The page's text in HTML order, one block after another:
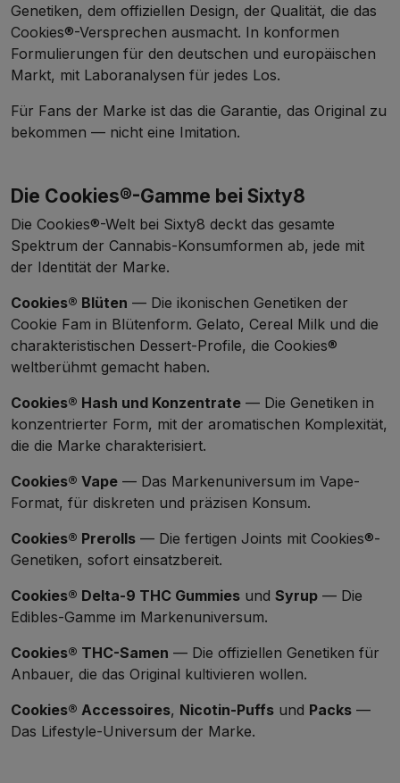
Genetiken, dem offiziellen Design, der Qualität, die das
Cookies®-Versprechen ausmacht. In konformen
Formulierungen für den deutschen und europäischen
Markt, mit Laboranalysen für jedes Los.
Für Fans der Marke ist das die Garantie, das Original zu
bekommen — nicht eine Imitation.
Die Cookies®-Gamme bei Sixty8
Die Cookies®-Welt bei Sixty8 deckt das gesamte
Spektrum der Cannabis-Konsumformen ab, jede mit
der Identität der Marke.
Cookies® Blüten — Die ikonischen Genetiken der
Cookie Fam in Blütenform. Gelato, Cereal Milk und die
charakteristischen Dessert-Profile, die Cookies®
weltberühmt gemacht haben.
Cookies® Hash und Konzentrate — Die Genetiken in
konzentrierter Form, mit der aromatischen Komplexität,
die die Marke charakterisiert.
Cookies® Vape — Das Markenuniversum im Vape-
Format, für diskreten und präzisen Konsum.
Cookies® Prerolls — Die fertigen Joints mit Cookies®-
Genetiken, sofort einsatzbereit.
Cookies® Delta-9 THC Gummies und Syrup — Die
Edibles-Gamme im Markenuniversum.
Cookies® THC-Samen — Die offiziellen Genetiken für
Anbauer, die das Original kultivieren wollen.
Cookies® Accessoires, Nicotin-Puffs und Packs —
Das Lifestyle-Universum der Marke.